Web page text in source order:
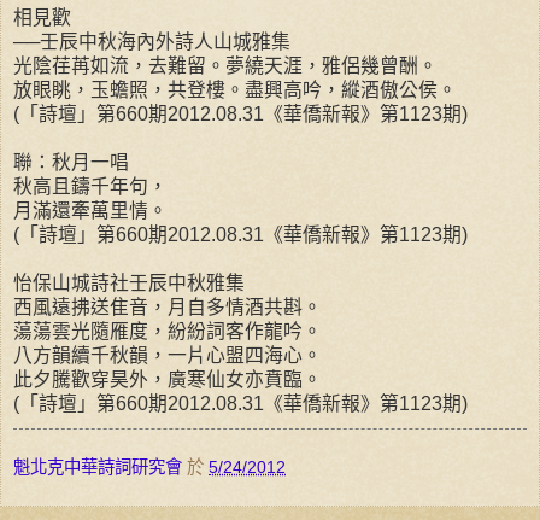
相見歡
──壬辰中秋海內外詩人山城雅集
光陰荏苒如流，去難留。夢繞天涯，雅侶幾曾酬。
放眼眺，玉蟾照，共登樓。盡興高吟，縱酒傲公侯。
(「詩壇」第660期2012.08.31《華僑新報》第1123期)
聯：秋月一唱
秋高且鑄千年句，
月滿還牽萬里情。
(「詩壇」第660期2012.08.31《華僑新報》第1123期)
怡保山城詩社壬辰中秋雅集
西風遠拂送隹音，月自多情酒共斟。
蕩蕩雲光隨雁度，紛紛詞客作龍吟。
八方韻續千秋韻，一片心盟四海心。
此夕騰歡穿昊外，廣寒仙女亦賁臨。
(「詩壇」第660期2012.08.31《華僑新報》第1123期)
魁北克中華詩詞研究會 於 5/24/2012